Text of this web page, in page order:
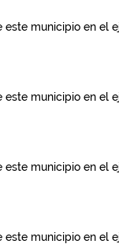
este municipio en el
este municipio en el
este municipio en el
este municipio en el